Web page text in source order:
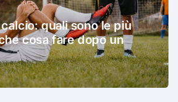
quali sono le più
cosa fare dopo un